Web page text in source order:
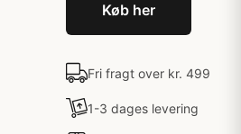
Køb her
Fri fragt over kr. 499
1-3 dages levering